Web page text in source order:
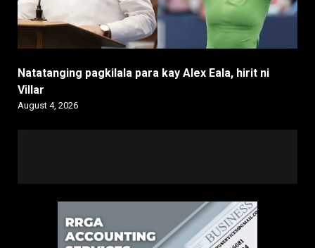
Natatanging pagkilala para kay Alex Eala, hirit ni
Villar
August 4, 2026